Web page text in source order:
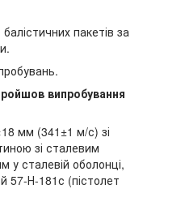
пакетів за
випробування
мм (341±1 м/с) зі
зі сталевим
у сталевій оболонці,
57-Н-181с (пістолет